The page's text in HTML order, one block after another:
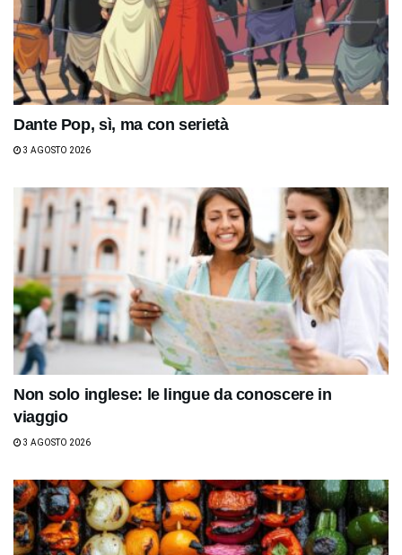
Dante Pop, sì, ma con serietà
3 AGOSTO 2026
Non solo inglese: le lingue da conoscere in
viaggio
3 AGOSTO 2026